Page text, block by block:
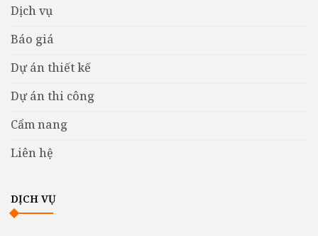
Dịch vụ
Báo giá
Dự án thiết kế
Dự án thi công
Cẩm nang
Liên hệ
DỊCH VỤ